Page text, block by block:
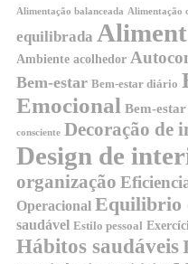
Alimentação balanceada Alimentação
equilibrada
Ambiente acolhedor
Bem-estar Bem-estar diário
Emocional Bem-
consciente Decoração de
Design de
organização
Operacional Equilibrio
saudável Estilo pessoal
Hábitos saudáveis